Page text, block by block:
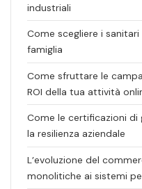
industriali
Come scegliere i
famiglia
Come sfruttare le
ROI della tua attività
Come le certificazioni di
la resilienza aziendale
L’evoluzione del
monolitiche ai sistemi